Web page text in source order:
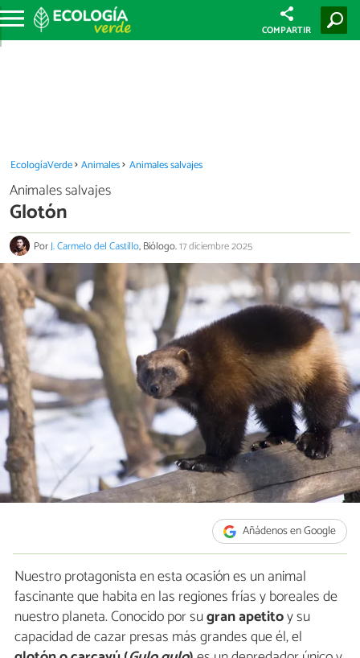
COMPARTIR
EcologíaVerde Animales Animales salvajes
Animales salvajes
Glotón
PorJ. Carmelo del Castillo, Biólogo.17 diciembre 2025
Añádenos en Google
Nuestro protagonista en esta ocasión es un animal
fascinante que habita en las regiones frías y boreales de
nuestro planeta. Conocido por sugran apetitoy su
capacidad de cazar presas más grandes que él, el